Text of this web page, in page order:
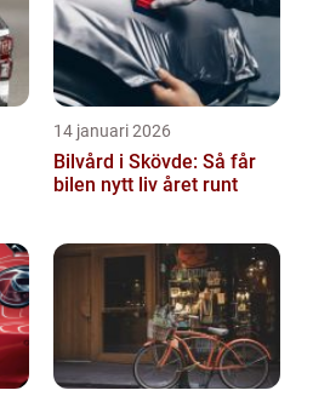
14 januari 2026
Bilvård i Skövde: Så får
bilen nytt liv året runt